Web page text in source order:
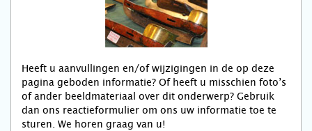
Heeft u aanvullingen en/of wijzigingen in de op deze
pagina geboden informatie? Of heeft u misschien foto’s
of ander beeldmateriaal over dit onderwerp? Gebruik
dan ons reactieformulier om ons uw informatie toe te
sturen. We horen graag van u!